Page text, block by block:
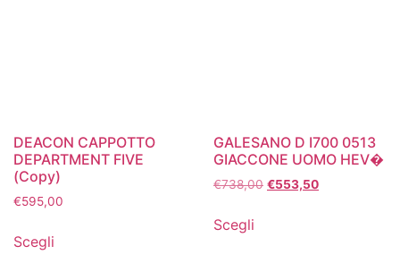
DEACON CAPPOTTO
DEPARTMENT FIVE
(Copy)
€595,00
Scegli
GALESANO D I700 0513
GIACCONE UOMO HEV�
€738,00 €553,50
Scegli